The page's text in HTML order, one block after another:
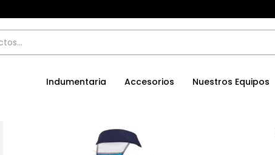
Indumentaria Accesorios Nuestros Equipos